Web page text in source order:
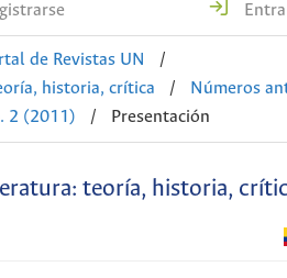
de Revistas UN
/
historia, crítica
/
Números
2 (2011)
/ Presentación
teoría, historia,